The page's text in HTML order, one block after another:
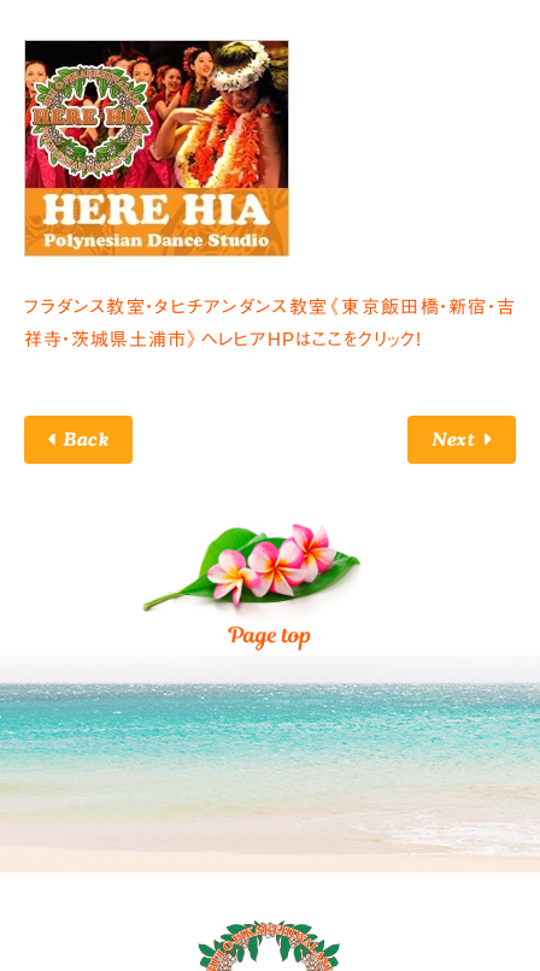
フラダンス教室・タヒチアンダンス教室《東京飯田橋・新宿・吉
祥寺・茨城県土浦市》ヘレヒアHPはここをクリック!
Back Next